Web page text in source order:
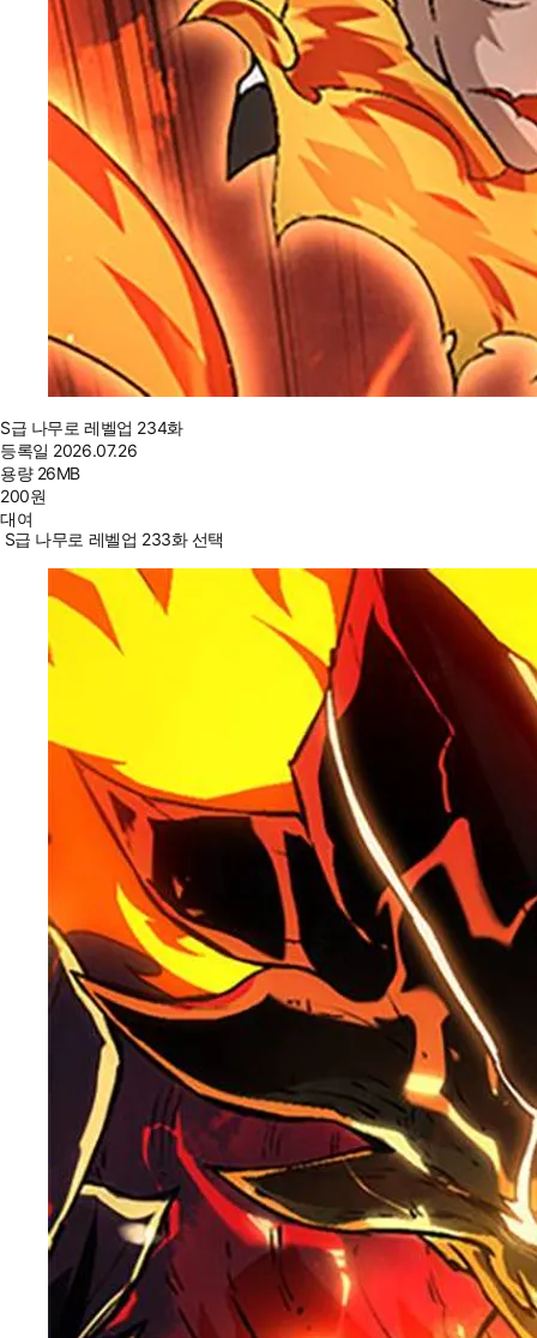
S급 나무로 레벨업 234화
등록일 2026.07.26
용량 26MB
200원
대여
S급 나무로 레벨업 233화 선택